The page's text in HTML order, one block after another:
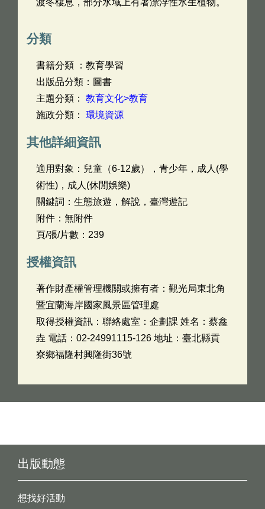
渡冬棲息，部分水域上有著漂浮性水生植物。
分類
書籍分類 ：教育學習
出版品分類：圖書
主題分類： 教育文化>教育
施政分類： 環境資源
其他詳細資訊
適用對象：兒童（6-12歲），青少年，成人(學
術性)，成人(休閒娛樂)
關鍵詞：生態旅遊，解說，臺灣遊記
附件：無附件
頁/張/片數：239
授權資訊
著作財產權管理機關或擁有者：觀光局東北角
暨宜蘭海岸國家風景區管理處
取得授權資訊：聯絡處室：企劃課 姓名：蔡鑫
垚 電話：02-24991115-126 地址：臺北縣貢
寮鄉福隆村興隆街36號
出版動態
想找好活動